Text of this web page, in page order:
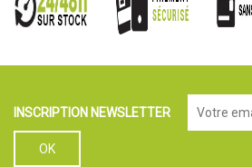
INSCRIPTION NEWSLETTER